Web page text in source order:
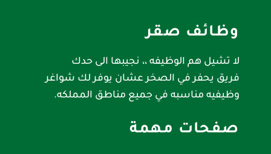
وظائف صقر
لا تشيل هم الوظيفه ،، نجيبها الى حدك
فريق يحفر في الصخر عشان يوفر لك شواغر
وظيفيه مناسبه في جميع مناطق المملكه.
صفحات مهمة